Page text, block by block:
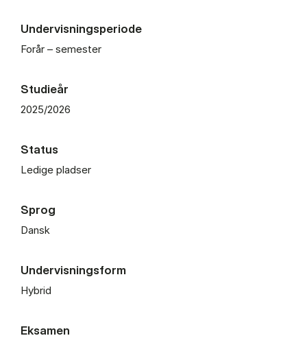
Undervisningsperiode
Forår – semester
Studieår
2025/2026
Status
Ledige pladser
Sprog
Dansk
Undervisningsform
Hybrid
Eksamen